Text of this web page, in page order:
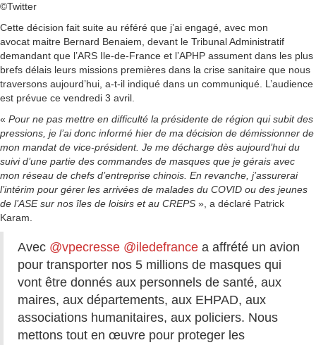
©Twitter
Cette décision fait suite au référé que j’ai engagé, avec mon
avocat maitre Bernard Benaiem, devant le Tribunal Administratif
demandant que l’ARS Ile-de-France et l’APHP assument dans les plus
brefs délais leurs missions premières dans la crise sanitaire que nous
traversons aujourd’hui, a-t-il indiqué dans un communiqué. L’audience
est prévue ce vendredi 3 avril.
« Pour ne pas mettre en difficulté la présidente de région qui subit des
pressions, je l’ai donc informé hier de ma décision de démissionner de
mon mandat de vice-président. Je me décharge dès aujourd’hui du
suivi d’une partie des commandes de masques que je gérais avec
mon réseau de chefs d’entreprise chinois. En revanche, j’assurerai
l’intérim pour gérer les arrivées de malades du COVID ou des jeunes
de l’ASE sur nos îles de loisirs et au CREPS », a déclaré Patrick
Karam.
Avec @vpecresse @iledefrance a affrété un avion
pour transporter nos 5 millions de masques qui
vont être donnés aux personnels de santé, aux
maires, aux départements, aux EHPAD, aux
associations humanitaires, aux policiers. Nous
mettons tout en œuvre pour proteger les